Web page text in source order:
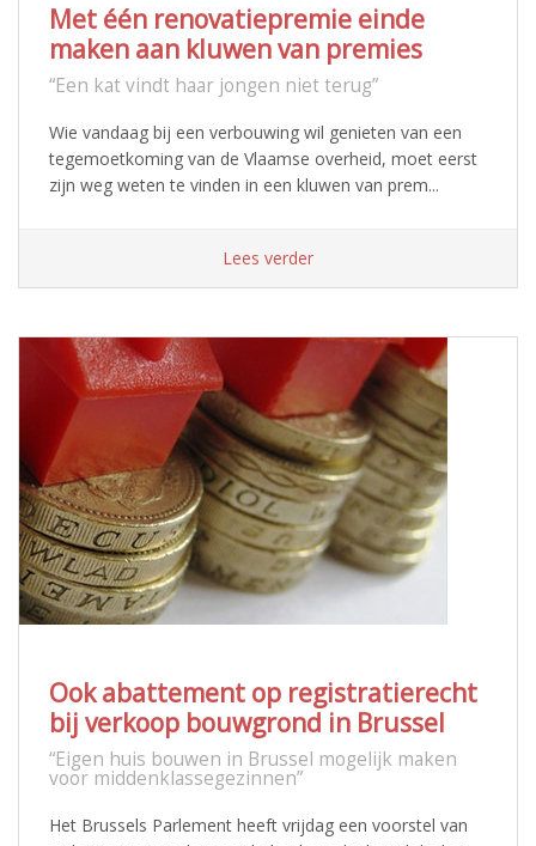
Met één renovatiepremie einde
maken aan kluwen van premies
“Een kat vindt haar jongen niet terug”
Wie vandaag bij een verbouwing wil genieten van een
tegemoetkoming van de Vlaamse overheid, moet eerst
zijn weg weten te vinden in een kluwen van prem...
Lees verder
Ook abattement op registratierecht
bij verkoop bouwgrond in Brussel
“Eigen huis bouwen in Brussel mogelijk maken
voor middenklassegezinnen”
Het Brussels Parlement heeft vrijdag een voorstel van